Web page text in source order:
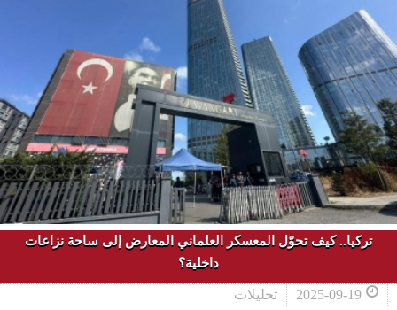
تركيا.. كيف تحوّل المعسكر العلماني المعارض إلى ساحة نزاعات
داخلية؟
2025-09-19 تحليلات